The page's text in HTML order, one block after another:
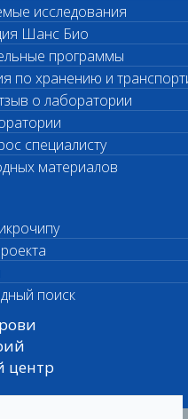
исследования
Шанс Био
программы
по хранению и
о лаборатории
специалисту
материалов
поиск
центр